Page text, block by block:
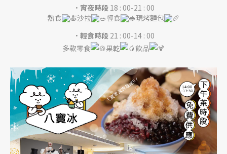
．宵夜時段18 : 00-21 : 00
熱食
沙拉 輕食
現烤麵包
．輕食時段21 : 00-14 : 00
多款零食
果乾 飲品